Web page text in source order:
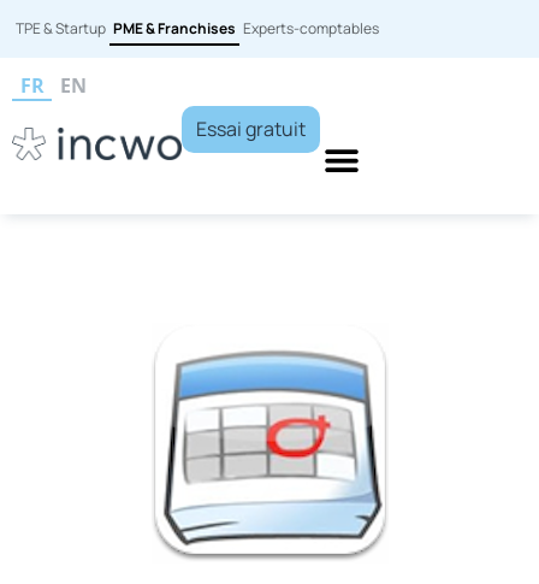
TPE & Startup PME & Franchises Experts-comptables
FR
EN
Essai gratuit